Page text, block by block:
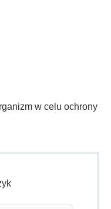
w celu ochrony